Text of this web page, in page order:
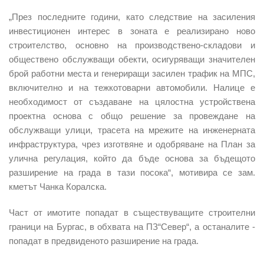
„През последните години, като следствие на засиления
инвестиционен интерес в зоната е реализирано ново
строителство, основно на производствено-складови и
обществено обслужващи обекти, осигуряващи значителен
брой работни места и генериращи засилен трафик на МПС,
включително и на тежкотоварни автомобили. Налице е
необходимост от създаване на цялостна устройствена
проектна основа с общо решение за провеждане на
обслужващи улици, трасета на мрежите на инженерната
инфраструктура, чрез изготвяне и одобряване на План за
улична регулация, който да бъде основа за бъдещото
разширение на града в тази посока“, мотивира се зам.
кметът Чанка Коралска.
Част от имотите попадат в съществуващите строителни
граници на Бургас, в обхвата на ПЗ“Север“, а останалите -
попадат в предвиденото разширение на града.